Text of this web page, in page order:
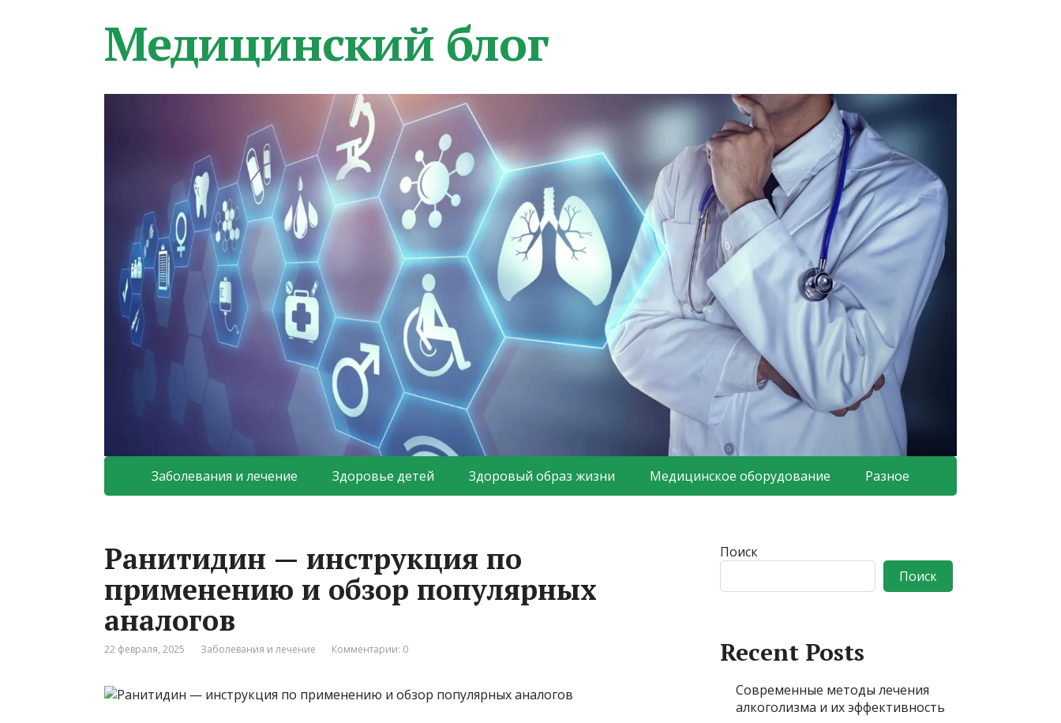
Медицинский блог
Заболевания и лечение Здоровье детей Здоровый образ жизни Медицинское оборудование Разное
Ранитидин — инструкция по
применению и обзор популярных
аналогов
22 февраля, 2025 Заболевания и лечение Комментарии: 0
Поиск
Поиск
Recent Posts
Современные методы лечения
алкоголизма и их эффективность